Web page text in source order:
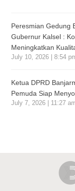
Peresmian Gedung
Gubernur Kalsel :
Meningkatkan
July 10, 2026 | 8:54
Ketua DPRD
Pemuda Siap
July 7, 2026 | 11:27